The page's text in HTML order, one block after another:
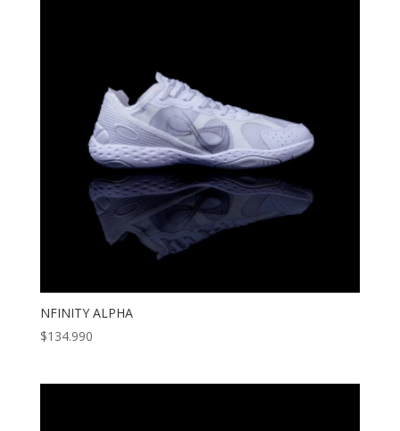
NFINITY ALPHA
$134.990